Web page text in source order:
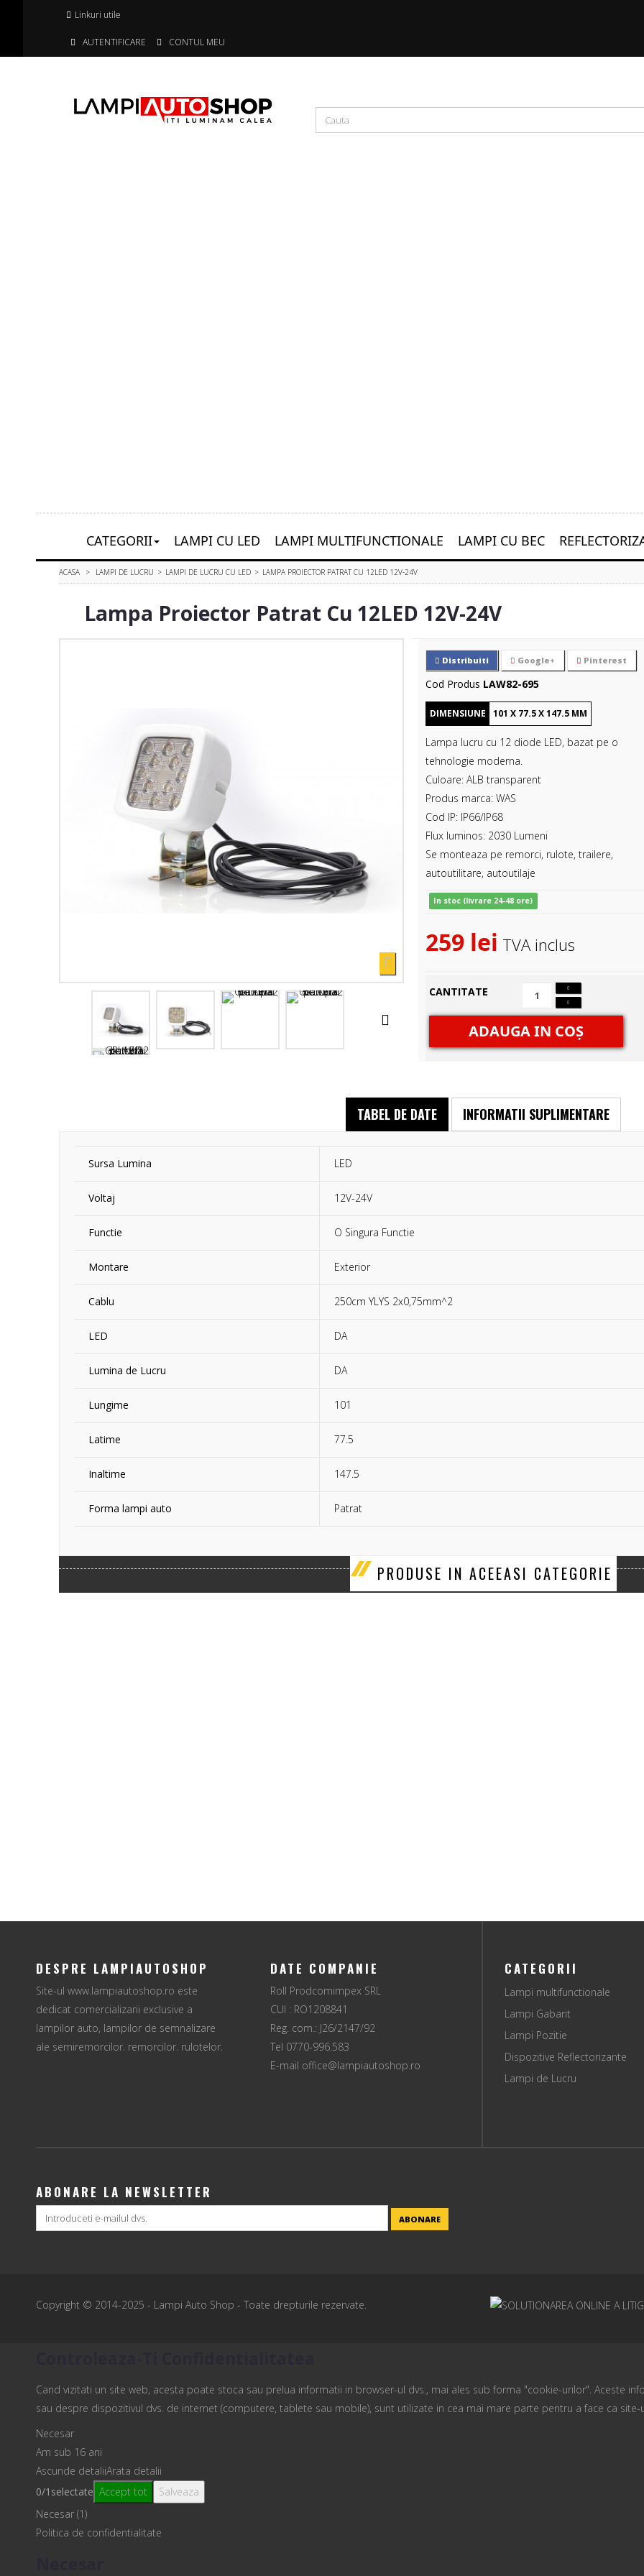
Linkuri utile
AUTENTIFICARE CONTUL MEU
CATEGORII LAMPI CU LED LAMPI MULTIFUNCTIONALE LAMPI CU BEC
ACASA > LAMPI DE LUCRU > LAMPI DE LUCRU CU LED > LAMPA PROIECTOR PATRAT CU 12LED 12V-24V
Lampa Proiector Patrat Cu 12LED 12V-24V
Distribuiti Google+ Pinterest
Cod Produs LAW82-695
DIMENSIUNE 101 X 77.5X147.5 MM
Lampa lucru cu 12 diode LED, bazat pe o
tehnologie moderna.
Culoare: ALB transparent
Produs marca: WAS
Cod IP: IP66/IP68
Flux luminos: 2030 Lumeni
Se monteaza pe remorci, rulote, trailere,
autoutilitare, autoutilaje
In stoc (livrare 24-48 ore)
259 lei TVA inclus
CANTITATE
ADAUGA IN COŞ
TABEL DE DATE INFORMATII SUPLIMENTARE
Sursa Lumina LED
Voltaj 12V-24V
Functie O Singura Functie
Montare Exterior
Cablu 250cm YLYS 2x0,75mm^2
LED DA
Lumina de Lucru DA
Lungime 101
Latime 77.5
Inaltime 147.5
Forma lampi auto Patrat
PRODUSE IN ACEEASI CATEGORIE
‹
DESPRE LAMPIAUTOSHOP
Site-ul www.lampiautoshop.ro este
dedicat comercializarii exclusive a
lampilor auto, lampilor de semnalizare
ale semiremorcilor, remorcilor, rulotelor,
DATE COMPANIE
Roll Prodcomimpex SRL
CUI : RO1208841
Reg. com.: J26/2147/92
Tel 0770-996.583
E-mail office@lampiautoshop.ro
CATEGORII
Lampi multifunctionale
Lampi Gabarit
Lampi Pozitie
Dispozitive Reflectorizante
Lampi de Lucru
ABONARE LA NEWSLETTER
ABONARE
Copyright © 2014-2025 - Lampi Auto Shop - Toate drepturile rezervate.
Cand vizitati un site web, acesta poate stoca sau prelua informatii in browser-ul dvs., mai ales sub forma "cookie-urilor". Aceste
sau despre dispozitivul dvs. de internet (computere, tablete sau mobile), sunt utilizate in cea mai mare parte pentru a face ca
Necesar
Am sub 16 ani
Ascunde detaliiArata detalii
0/1 selectate Accept tot
Salveaza
Necesar (1)
Politica de confidentialitate